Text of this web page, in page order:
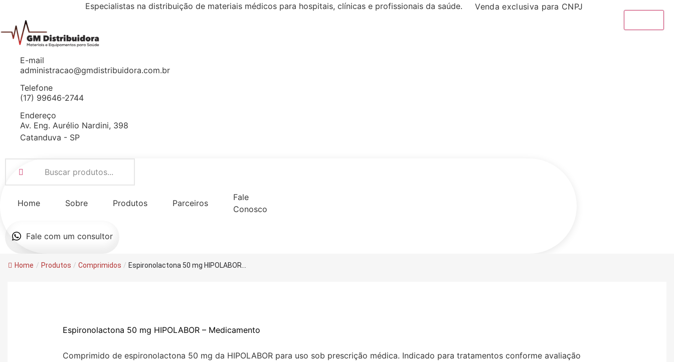
Especialistas na distribuição de materiais médicos para hospitais, clínicas e profissionais da saúde. Venda exclusiva para CNPJ
E-mail
administracao@gmdistribuidora.com.br
Telefone
(17) 99646-2744
Endereço
Av. Eng. Aurélio Nardini, 398
Catanduva - SP
Home Sobre Produtos Parceiros
Fale
Conosco
Fale com um consultor
Home / Produtos / Comprimidos / Espironolactona 50 mg HIPOLABOR...
Espironolactona 50 mg HIPOLABOR – Medicamento
Comprimido de espironolactona 50 mg da HIPOLABOR para uso sob prescrição médica. Indicado para tratamentos conforme avaliação